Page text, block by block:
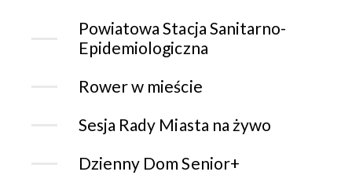
Powiatowa Stacja Sanitarno-
Epidemiologiczna
Rower w mieście
Sesja Rady Miasta na żywo
Dzienny Dom Senior+